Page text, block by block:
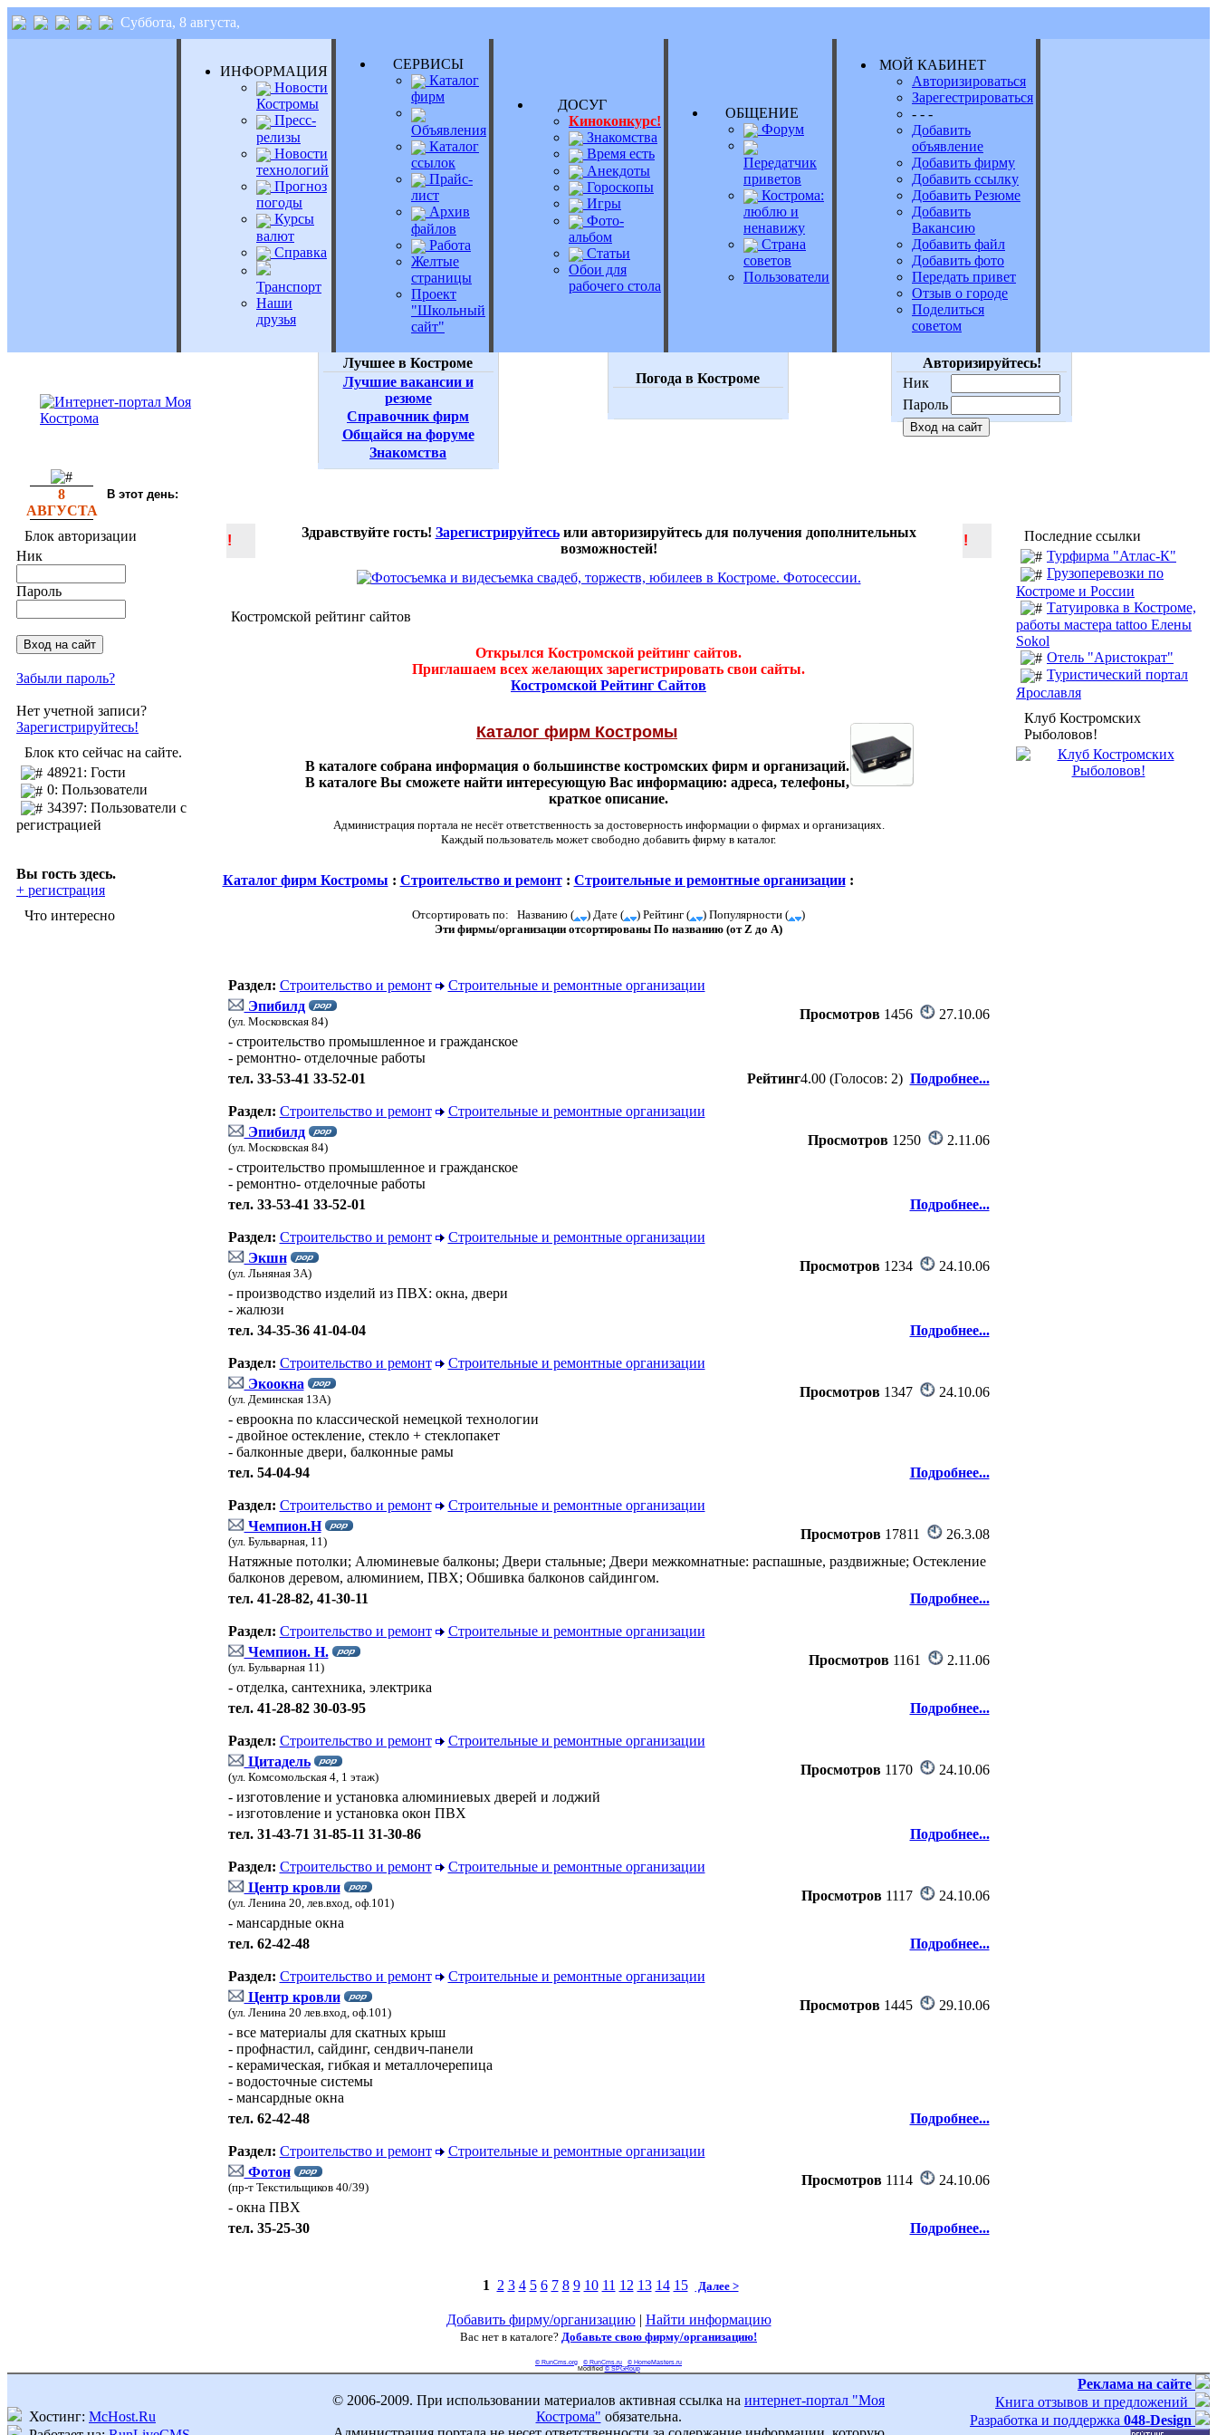
Суббота, 8 августа,
ИНФОРМАЦИЯ
Новости
Костромы
Пресс-
релизы
Новости
технологий
Прогноз
погоды
Курсы
валют
Справка
Транспорт
Наши
друзья
СЕРВИСЫ
Каталог
фирм
Объявления
Каталог
ссылок
Прайс-
лист
Архив
файлов
Работа
Желтые
страницы
Проект
"Школьный
сайт"
ДОСУГ
Киноконкурс!
Знакомства
Время есть
Анекдоты
Гороскопы
Игры
Фото-
альбом
Статьи
Обои для
рабочего стола
ОБЩЕНИЕ
Форум
Передатчик
приветов
Кострома:
люблю и
ненавижу
Страна
советов
Пользователи
МОЙ КАБИНЕТ
Авторизироваться
Зарегестрироваться
- - -
Добавить
объявление
Добавить фирму
Добавить ссылку
Добавить Резюме
Добавить
Вакансию
Добавить файл
Добавить фото
Передать привет
Отзыв о городе
Поделиться
советом
Лучшее в Костроме
Лучшие вакансии и
резюме
Справочник фирм
Общайся на форуме
Знакомства
Погода в Костроме
Авторизируйтесь!
Ник
Пароль
8
АВГУСТА
В этот день:
Блок авторизации
Ник
Пароль
Забыли пароль?
Нет учетной записи?
Зарегистрируйтесь!
Блок кто сейчас на сайте.
48921: Гости
0: Пользователи
34397: Пользователи с
регистрацией
Вы гость здесь.
+ регистрация
Что интересно
!
Здравствуйте гость! Зарегистрируйтесьили авторизируйтесь для получения дополнительных
возможностей!
!
Костромской рейтинг сайтов
Открылся Костромской рейтинг сайтов.
Приглашаем всех желающих зарегистрировать свои сайты.
Костромской Рейтинг Сайтов
Каталог фирм Костромы
В каталоге собрана информация о большинстве костромских фирм и организаций.
В каталоге Вы сможете найти интересующую Вас информацию: адреса, телефоны,
краткое описание.
Администрация портала не несёт ответственность за достоверность информации о фирмах и организациях.
Каждый пользователь может свободно добавить фирму в каталог.
Каталог фирм Костромы : Строительство и ремонт: Строительные и ремонтные организации:
Отсортировать по: Названию ( ) Дате ( ) Рейтинг ( ) Популярности (
)
Эти фирмы/организации отсортированы По названию (от Z до A)
Раздел: Строительство и ремонт
Строительные и ремонтные организации
Эпибилд
(ул. Московская 84) Просмотров1456
27.10.06
- строительство промышленное и гражданское
- ремонтно- отделочные работы
Рейтинг4.00 (Голосов: 2)
тел. 33-53-41 33-52-01 Подробнее...
Раздел: Строительство и ремонт
Строительные и ремонтные организации
Эпибилд
(ул. Московская 84) Просмотров1250
2.11.06
- строительство промышленное и гражданское
- ремонтно- отделочные работы
тел. 33-53-41 33-52-01
Подробнее...
Раздел: Строительство и ремонт
Строительные и ремонтные организации
Экшн
(ул. Льняная 3А) Просмотров1234
24.10.06
- производство изделий из ПВХ: окна, двери
- жалюзи
тел. 34-35-36 41-04-04
Подробнее...
Раздел: Строительство и ремонт
Строительные и ремонтные организации
Экоокна
(ул. Деминская 13А) Просмотров1347
24.10.06
- евроокна по классической немецкой технологии
- двойное остекление, стекло + стеклопакет
- балконные двери, балконные рамы
тел. 54-04-94
Подробнее...
Раздел: Строительство и ремонт
Строительные и ремонтные организации
Чемпион.Н
(ул. Бульварная, 11) Просмотров17811
26.3.08
Натяжные потолки; Алюминевые балконы; Двери стальные; Двери межкомнатные: распашные, раздвижные; Остекление
балконов деревом, алюминием, ПВХ; Обшивка балконов сайдингом.
тел. 41-28-82, 41-30-11
Подробнее...
Раздел: Строительство и ремонт
Строительные и ремонтные организации
Чемпион. Н.
(ул. Бульварная 11) Просмотров1161
2.11.06
- отделка, сантехника, электрика
тел. 41-28-82 30-03-95
Подробнее...
Раздел: Строительство и ремонт
Строительные и ремонтные организации
Цитадель
(ул. Комсомольская 4, 1 этаж) Просмотров1170
24.10.06
- изготовление и установка алюминиевых дверей и лоджий
- изготовление и установка окон ПВХ
тел. 31-43-71 31-85-11 31-30-86
Подробнее...
Раздел: Строительство и ремонт
Строительные и ремонтные организации
Центр кровли
(ул. Ленина 20, лев.вход, оф.101) Просмотров1117
24.10.06
- мансардные окна
тел. 62-42-48
Подробнее...
Раздел: Строительство и ремонт
Строительные и ремонтные организации
Центр кровли
(ул. Ленина 20 лев.вход, оф.101) Просмотров1445
29.10.06
- все материалы для скатных крыш
- профнастил, сайдинг, сендвич-панели
- керамическая, гибкая и металлочерепица
- водосточные системы
- мансардные окна
тел. 62-42-48
Подробнее...
Раздел: Строительство и ремонт
Строительные и ремонтные организации
Фотон
(пр-т Текстильщиков 40/39) Просмотров1114
24.10.06
- окна ПВХ
тел. 35-25-30
Подробнее...
1 2 3 4 5 6 7 8 9 10 11 12 13 14 15 Далее >
Добавить фирму/организацию| Найти информацию
Вас нет в каталоге? Добавьте свою фирму/организацию!
© RunCms.org © RunCms.ru
© HomeMasters.ru
Modified © SPGRoup
Последние ссылки
Турфирма "Атлас-К"
Грузоперевозки по
Костроме и России
Татуировка в Костроме,
работы мастера tattoo Елены
Sokol
Отель "Аристократ"
Туристический портал
Ярославля
Клуб Костромских
Рыболовов!
Хостинг: McHost.Ru
© 2006-2009. При использовании материалов активная ссылка на интернет-портал "Моя
Кострома" обязательна.
Реклама на сайте
Книга отзывов и предложений
Разработка и поддержка 048-Design